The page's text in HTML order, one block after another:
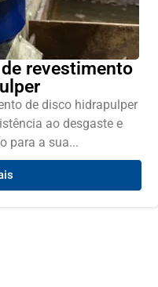
revestimento
de disco hidrapulper
ao desgaste e
para a sua...